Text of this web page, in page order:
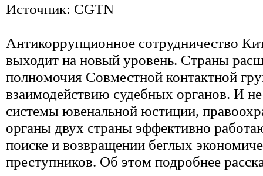
Источник: CGTN
Антикоррупционное сотрудничество
выходит на новый уровень. Страны
полномочия Совместной контактной
взаимодействию судебных органов. И
системы ювенальной юстиции,
органы двух страны эффективно
поиске и возвращении беглых
преступников. Об этом подробнее